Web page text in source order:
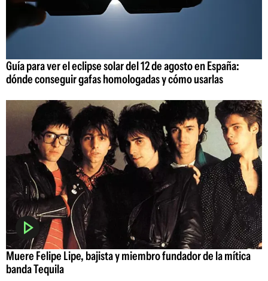
Guía para ver el eclipse solar del 12 de agosto en España:
dónde conseguir gafas homologadas y cómo usarlas
Muere Felipe Lipe, bajista y miembro fundador de la mítica
banda Tequila